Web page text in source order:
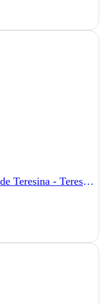
Terminal Rodoviário de Teresina - Teresina - PI